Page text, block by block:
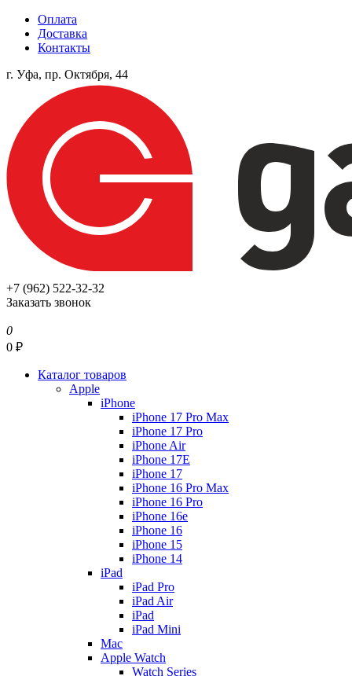
Оплата
Доставка
Контакты
г. Уфа, пр. Октября, 44
+7 (962) 522-32-32
Заказать звонок
0
0 ₽
Каталог товаров
Apple
iPhone
iPhone 17 Pro Max
iPhone 17 Pro
iPhone Air
iPhone 17E
iPhone 17
iPhone 16 Pro Max
iPhone 16 Pro
iPhone 16e
iPhone 16
iPhone 15
iPhone 14
iPad
iPad Pro
iPad Air
iPad
iPad Mini
Mac
Apple Watch
Watch Series